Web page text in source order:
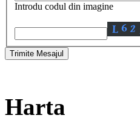
Introdu codul din imagine
Harta